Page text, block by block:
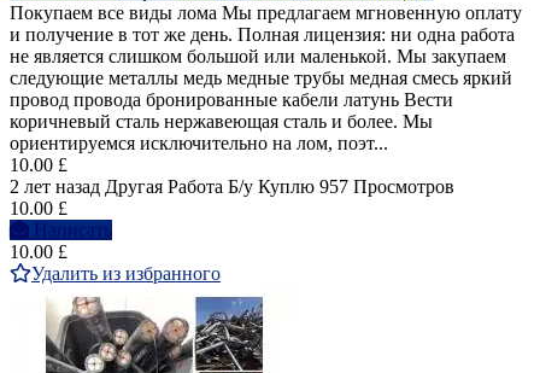
Покупаем все виды лома Мы предлагаем мгновенную оплату
и получение в тот же день. Полная лицензия: ни одна работа
не является слишком большой или маленькой. Мы закупаем
следующие металлы медь медные трубы медная смесь яркий
провод провода бронированные кабели латунь Вести
коричневый сталь нержавеющая сталь и более. Мы
ориентируемся исключительно на лом, поэт...
10.00 £
2 лет назад Другая Работа Б/у Куплю 957 Просмотров
10.00 £
Написать
10.00 £
Удалить из избранного